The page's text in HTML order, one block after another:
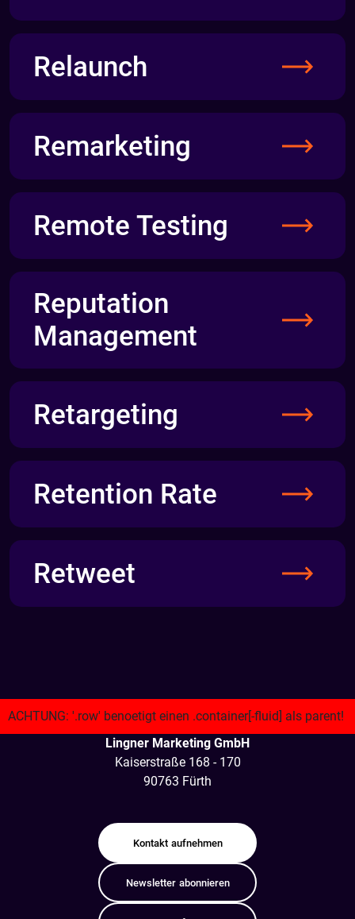
Relaunch
Remarketing
Remote Testing
Reputation
Management
Retargeting
Retention Rate
Retweet
Lingner Marketing GmbH
Kaiserstraße 168 - 170
90763 Fürth
Kontakt aufnehmen
Newsletter abonnieren